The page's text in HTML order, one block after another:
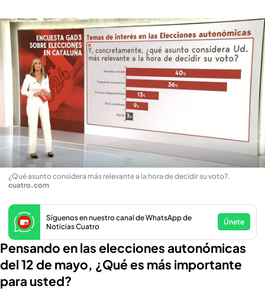
¿Qué asunto considera más relevante a la hora de decidir su voto?.
cuatro.com
Síguenos en nuestro canal de WhatsApp de
Noticias Cuatro
Únete
Pensando en las elecciones autonómicas
del 12 de mayo, ¿Qué es más importante
para usted?